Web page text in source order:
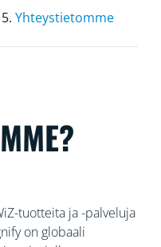
Yhteystietomme
tuotteita ja -palveluja
on globaali